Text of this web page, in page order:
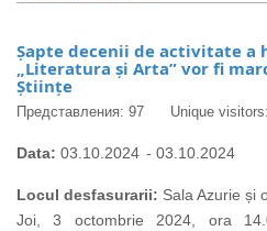
Șapte decenii de activitate a
„Literatura și Arta” vor fi
Științe
Представления: 97 Unique
Data: 03.10.2024 - 03.10.2024
Locul desfasurarii: Sala Azurie și
Joi, 3 octombrie 2024, ora